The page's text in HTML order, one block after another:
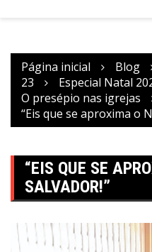
Página inicial Blog
23
Especial Natal
O presépio nas igrejas
“Eis que se aproxima o
“EIS QUE SE
SALVADOR!”